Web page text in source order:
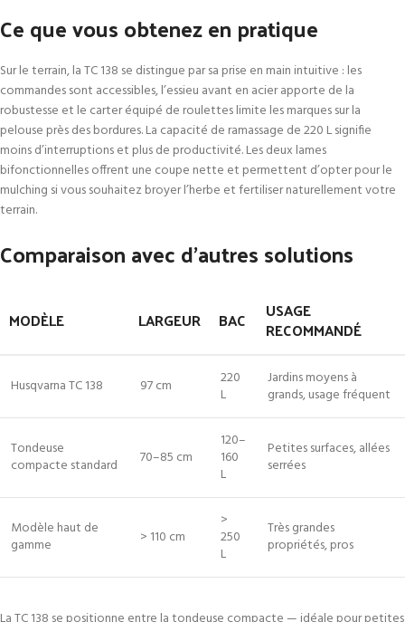
Ce que vous obtenez en pratique
Sur le terrain, la TC 138 se distingue par sa prise en main intuitive : les
commandes sont accessibles, l’essieu avant en acier apporte de la
robustesse et le carter équipé de roulettes limite les marques sur la
pelouse près des bordures. La capacité de ramassage de 220 L signifie
moins d’interruptions et plus de productivité. Les deux lames
bifonctionnelles offrent une coupe nette et permettent d’opter pour le
mulching si vous souhaitez broyer l’herbe et fertiliser naturellement votre
terrain.
Comparaison avec d’autres solutions
MODÈLE LARGEUR BAC USAGE
RECOMMANDÉ
Husqvarna TC 138 97 cm
220
L
Jardins moyens à
grands, usage fréquent
Tondeuse
compacte standard
70–85 cm
120–
160
L
Petites surfaces, allées
serrées
Modèle haut de
gamme
> 110 cm
>
250
L
Très grandes
propriétés, pros